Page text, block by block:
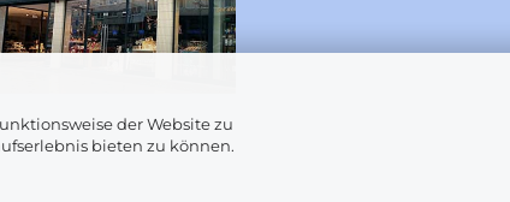
der Website zu
bieten zu können.